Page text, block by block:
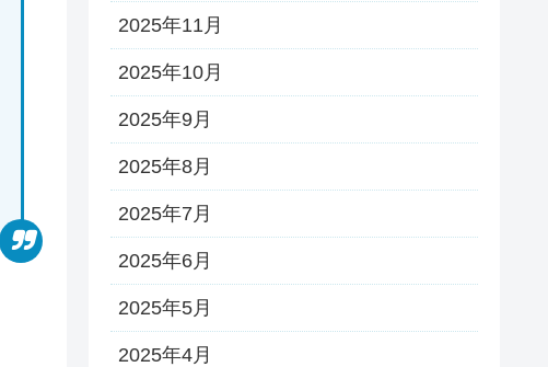
2025年11月
2025年10月
2025年9月
2025年8月
2025年7月
2025年6月
2025年5月
2025年4月